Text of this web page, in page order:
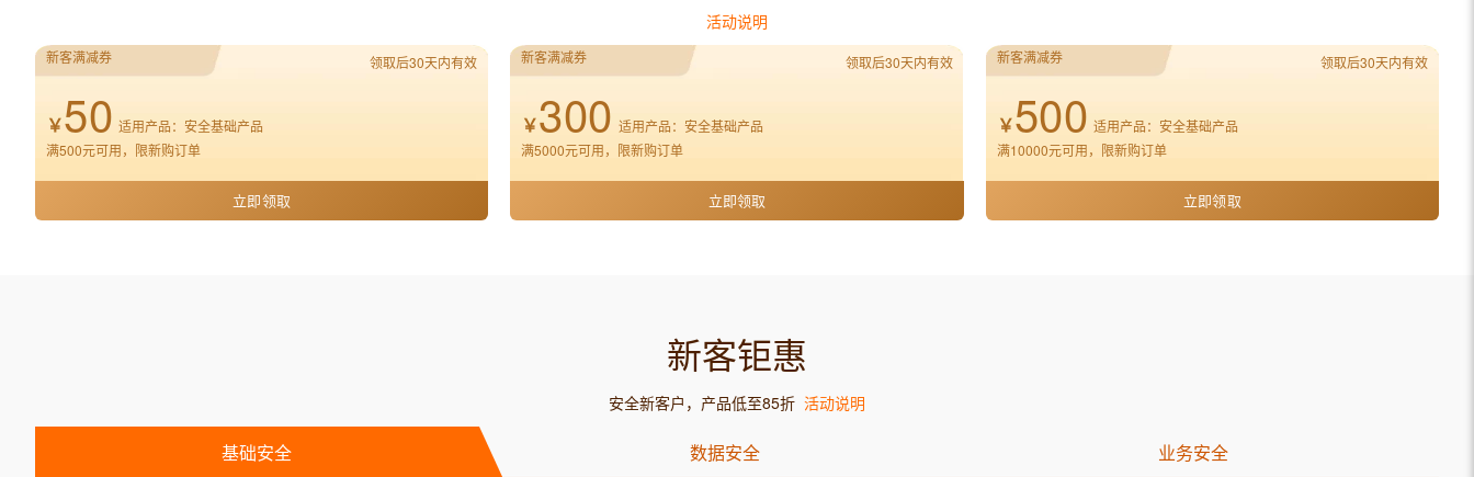
活动说明
新客满减券
￥50 适用产品：安全基础产品
满500元可用，限新购订单
领取后30天内有效
立即领取
新客满减券
￥300 适用产品：安全基础产品
满5000元可用，限新购订单
领取后30天内有效
立即领取
新客满减券
￥500 适用产品：安全基础产品
满10000元可用，限新购订单
领取后30天内有效
立即领取
新客钜惠
安全新客户，产品低至85折 活动说明
基础安全 数据安全 业务安全
千问AI平台-模型体验
在线体验全尺寸、多种模态的模型效果
新一代 AI 视频生成模型，深度适配广告营销等场景
丰富多元化的应用模版和解决方案
大模型服务平台百炼-智能体
灵活可视化地构建企业级 Agent
人工智能平台 PAI
万有无界
企业级人与Agent协作平台，接入和调度多个数字员工
云端极速 AI 应用创作平台
大模型服务平台百炼 - 全妙
即刻拥有 DeepSeek-R1 满血版
多种方案随心选，轻松解锁专属 DeepSeek
媒体服务
域名与网站
终端用户计算
Serverless
政企业务
开发者生态解决方案
定制建站
APP 开发
建站系统
AI 应用及服务市场
大模型
自然语言处理
数据标注